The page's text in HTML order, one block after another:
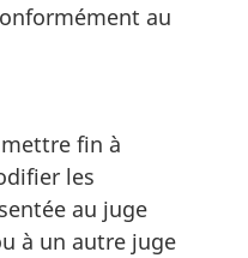
au
fin à
les
au juge
à un autre juge